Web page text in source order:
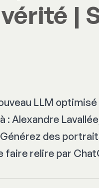
|
LLM
: Alexandre
des
faire relire par